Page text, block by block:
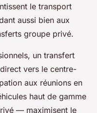
le transport
aussi bien aux
groupe privé.
un transfert
vers le centre-
aux réunions en
haut de gamme
— maximisent le